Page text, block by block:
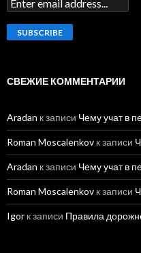
СВЕЖИЕ КОММЕНТАРИИ
Aradan к записи Чему учат в
Roman Moscalenkov к записи
Aradan к записи Чему учат в
Roman Moscalenkov к записи
Igor к записи Правила